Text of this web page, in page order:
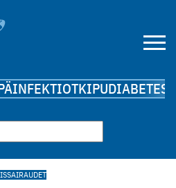
INFEKTIOTKIPUDIABETES